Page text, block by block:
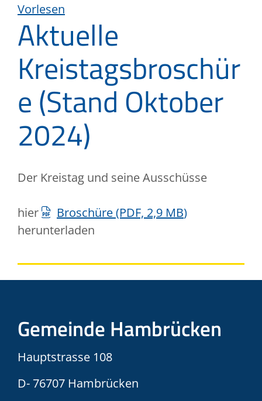
Vorlesen
Aktuelle
Kreistagsbroschür
e (Stand Oktober
2024)
Der Kreistag und seine Ausschüsse
hier Broschüre(PDF, 2,9 MB)
herunterladen
Gemeinde Hambrücken
Hauptstrasse 108
D- 76707 Hambrücken